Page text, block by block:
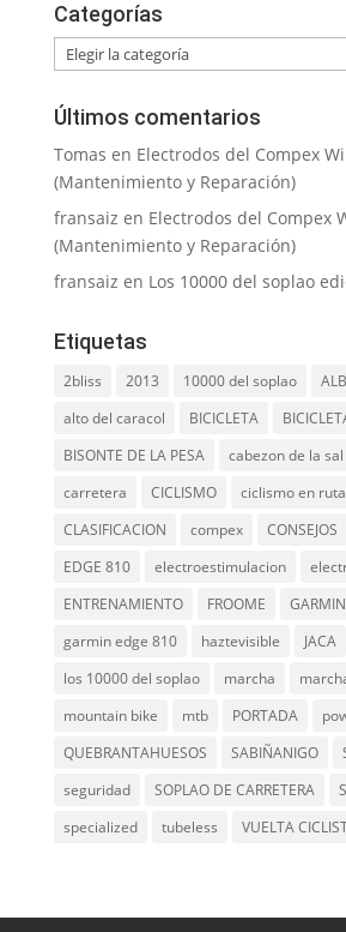
Categorías
Categorías
Últimos comentarios
Tomas en Electrodos del Compex
(Mantenimiento y Reparación)
fransaiz en Electrodos del Compex
(Mantenimiento y Reparación)
fransaiz en Los 10000 del soplao
Etiquetas
2bliss 2013 10000 del soplao
alto del caracol
BICICLETA
BISONTE DE LA PESA
cabezon de la sal
carretera
CICLISMO ciclismo en ruta
CLASIFICACION
compex CONSEJOS
EDGE 810
electroestimulacion
ENTRENAMIENTO
FROOME GARMIN
garmin edge 810
haztevisible JACA
los 10000 del soplao
marcha
mountain bike
mtb PORTADA
QUEBRANTAHUESOS
SABIÑANIGO
seguridad
SOPLAO DE CARRETERA
specialized
tubeless VUELTA